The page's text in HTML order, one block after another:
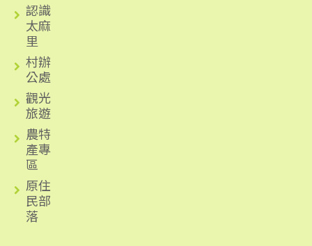
認識
太麻
里
村辦
公處
觀光
旅遊
農特
產專
區
原住
民部
落